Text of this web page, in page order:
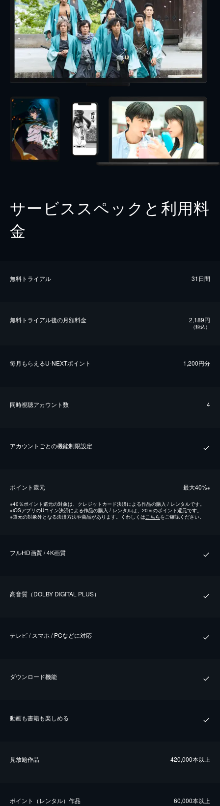
サービススペックと利用料
金
無料トライアル 31日間
無料トライアル後の⽉額料金 2,189円
（税込）
毎⽉もらえるU-NEXTポイント 1,200円分
同時視聴アカウント数 4
アカウントごとの機能制限設定
ポイント還元 最⼤40%※
※40％ポイント還元の対象は、クレジットカード決済による作品の購入 / レンタルです。
※iOSアプリのUコイン決済による作品の購入 / レンタルは、20％のポイント還元です。
※還元の対象外となる決済方法や商品があります。くわしくはこちらをご確認ください。
フルHD画質 / 4K画質
⾼⾳質（DOLBY DIGITAL PLUS）
テレビ / スマホ / PCなどに対応
ダウンロード機能
動画も書籍も楽しめる
⾒放題作品 420,000本以上
ポイント（レンタル）作品 60,000本以上